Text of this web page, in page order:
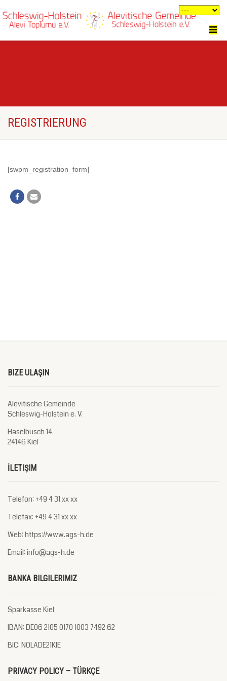
REGISTRIERUNG
[swpm_registration_form]
BIZE ULAŞIN
Alevitische Gemeinde
Schleswig-Holstein e. V.
Haselbusch 14
24146 Kiel
İLETIŞIM
Telefon: +49 4 31 xx xx
Telefax: +49 4 31 xx xx
Web: https://www.ags-h.de
Email: info@ags-h.de
BANKA BILGILERIMIZ
Sparkasse Kiel
IBAN: DE06 2105 0170 1003 7492 62
BIC: NOLADE21KIE
PRIVACY POLICY – TÜRKÇE